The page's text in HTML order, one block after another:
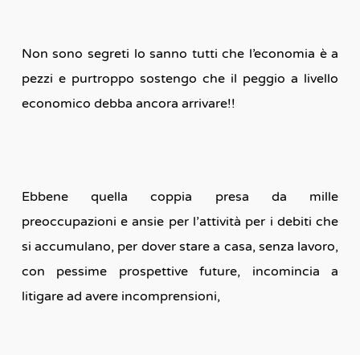
Non sono segreti lo sanno tutti che l’economia è a
pezzi e purtroppo sostengo che il peggio a livello
economico debba ancora arrivare!!
Ebbene quella coppia presa da mille
preoccupazioni e ansie per l’attività per i debiti che
si accumulano, per dover stare a casa, senza lavoro,
con pessime prospettive future, incomincia a
litigare ad avere incomprensioni,